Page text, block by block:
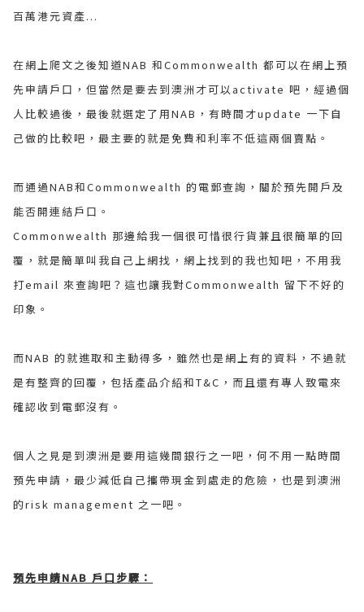
百萬港元資產...
在網上爬文之後知道NAB 和Commonwealth 都可以在網上預
先申請戶口，但當然是要去到澳洲才可以activate 吧，經過個
人比較過後，最後就選定了用NAB，有時間才update 一下自
己做的比較吧，最主要的就是免費和利率不低這兩個賣點。
而通過NAB和Commonwealth 的電郵查詢，關於預先開戶及
能否開連結戶口。
Commonwealth 那邊給我一個很可惜很行貨兼且很簡單的回
覆，就是簡單叫我自己上網找，網上找到的我也知吧，不用我
打email 來查詢吧？這也讓我對Commonwealth 留下不好的
印象。
而NAB 的就進取和主動得多，雖然也是網上有的資料，不過就
是有整齊的回覆，包括產品介紹和T&C，而且還有專人致電來
確認收到電郵沒有。
個人之見是到澳洲是要用這幾間銀行之一吧，何不用一點時間
預先申請，最少減低自己攜帶現金到處走的危險，也是到澳洲
的risk management 之一吧。
預先申請NAB 戶口步驟：